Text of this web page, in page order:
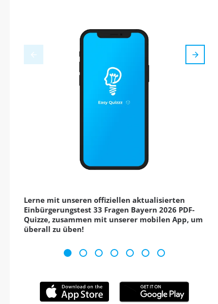
Lerne mit unseren offiziellen aktualisierten
Einbürgerungstest 33 Fragen Bayern 2026 PDF-
Quizze, zusammen mit unserer mobilen App, um
überall zu üben!